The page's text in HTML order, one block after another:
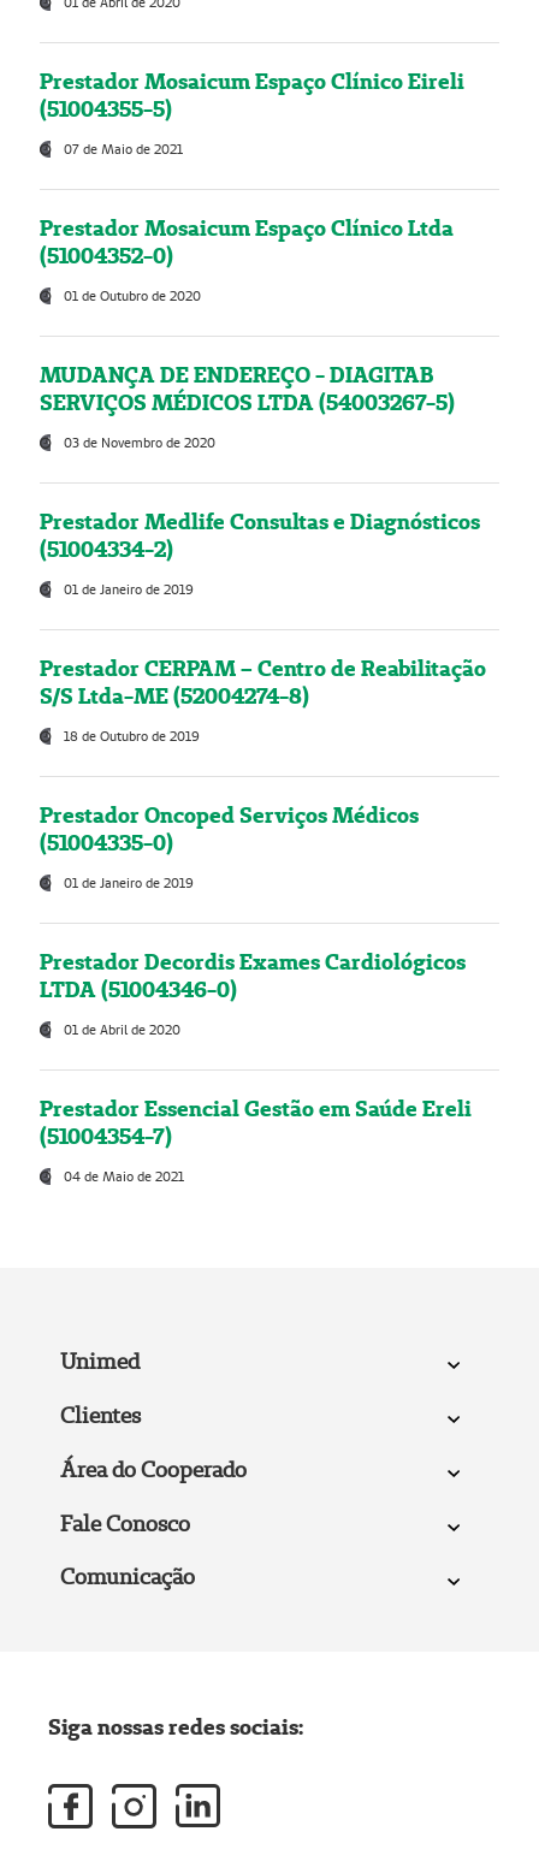
Prestador Mosaicum Espaço Clínico Eireli
(51004355-5)
07 de Maio de 2021
Prestador Mosaicum Espaço Clínico Ltda
(51004352-0)
01 de Outubro de 2020
MUDANÇA DE ENDEREÇO - DIAGITAB
SERVIÇOS MÉDICOS LTDA (54003267-5)
03 de Novembro de 2020
Prestador Medlife Consultas e Diagnósticos
(51004334-2)
01 de Janeiro de 2019
Prestador CERPAM – Centro de Reabilitação
S/S Ltda-ME (52004274-8)
18 de Outubro de 2019
Prestador Oncoped Serviços Médicos
(51004335-0)
01 de Janeiro de 2019
Prestador Decordis Exames Cardiológicos
LTDA (51004346-0)
01 de Abril de 2020
Prestador Essencial Gestão em Saúde Ereli
(51004354-7)
04 de Maio de 2021
Unimed
Clientes
Área do Cooperado
Fale Conosco
Comunicação
Siga nossas redes sociais: